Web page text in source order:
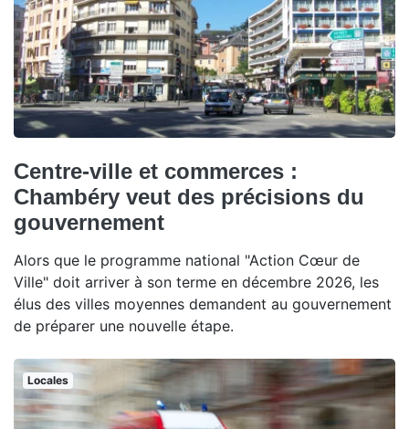
Centre-ville et commerces :
Chambéry veut des précisions du
gouvernement
Alors que le programme national "Action Cœur de
Ville" doit arriver à son terme en décembre 2026, les
élus des villes moyennes demandent au gouvernement
de préparer une nouvelle étape.
Locales